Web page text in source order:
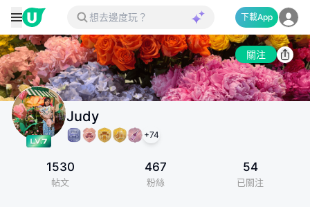
下載App
關注
Judy
+74
1530
帖文
467
粉絲
54
已關注